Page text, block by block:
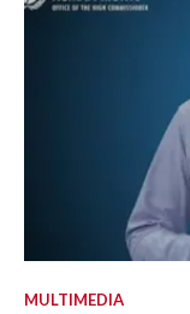
MULTIMEDIA